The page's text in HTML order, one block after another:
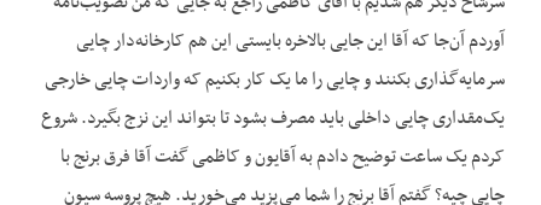
آوردم آن‌جا که آقا این جایی بالاخره بایستی این هم کارخانه‌دار چایی
سرمایه‌گذاری بکنند و چایی را ما یک کار بکنیم که واردات چایی خارجی
یک‌مقداری چایی داخلی باید مصرف بشود تا بتواند این نزج بگیرد. شروع
کردم یک ساعت توضیح دادم به آقایون و کاظمی گفت آقا فرق برنج با
چایی چیه؟ گفتم آقا برنج را شما می‌پزید می‌خورید. هیچ پروسه سیون